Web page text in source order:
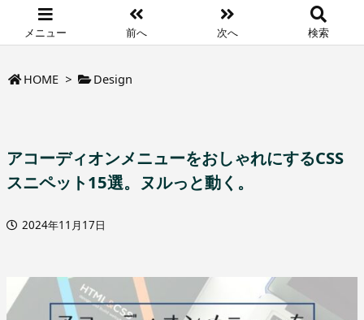
メニュー 前へ 次へ 検索
HOME > Design
アコーディオンメニューをおしゃれにするCSS
スニペット15選。ヌルっと動く。
2024年11月17日